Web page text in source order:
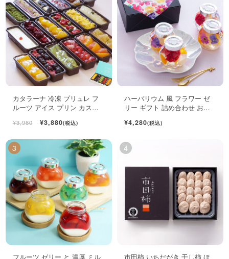
カタラーナ 冷凍 ブリュレ フ
ルーツ アイス プリン カスタ
¥3,980 ¥3,880(税込)
ハーバリウム 風 フラワー ゼ
リー ギフト 詰め合わせ おし
¥4,280(税込)
フルーツ ゼリー と 濃厚 ミル 市田柿 いちだがき 干し柿 ほ